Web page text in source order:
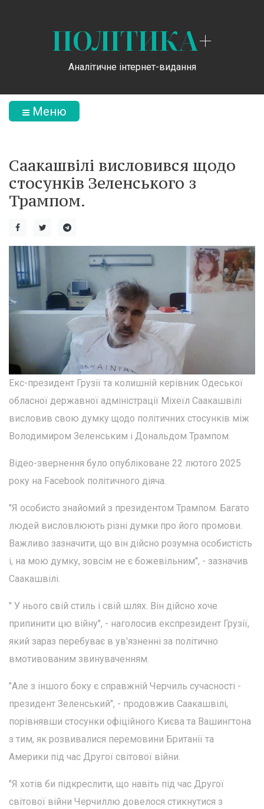
ПОЛІТИКА+
Аналітичне інтернет-видання
Меню
Саакашвілі висловився щодо
стосунків Зеленського з
Трампом.
Екс-президент Грузії та колишній керівник Одеської
обласної державної адміністрації Міхеїл Саакашвілі
висловив свою думку щодо політичних стосунків між
Володимиром Зеленським і Дональдом Трампом.
Відео-звернення було опубліковане 22 лютого 2025
року на Facebook політичного діяча.
"Я особисто знайомий з президентом Трампом. Багато
людей висловлюють різні думки про його промови.
Важливо зазначити, що він дійсно розумна особистість
і, на мою думку, зовсім не є божевільним", - зазначив
Саакашвілі.
" У нього свій стиль і свій шлях. Він дійсно хоче
припинити цю війну", - наголосив експрезидент Грузії,
який зараз перебуває в ув'язненні за політично
вмотивованим звинуваченням.
"Але з іншого боку є справжній Черчиль сучасності -
президент Зеленський", - продовжив Саакашвілі,
порівнявши стосунки офіційного Києва та Вашингтона
з тим, як розвивалися перемовини Британії та
Америки під час Другої світової війни.
"Я хотів би підкреслити, що навіть під час Другої
світової війни Черчиллю довелося стикнутися з